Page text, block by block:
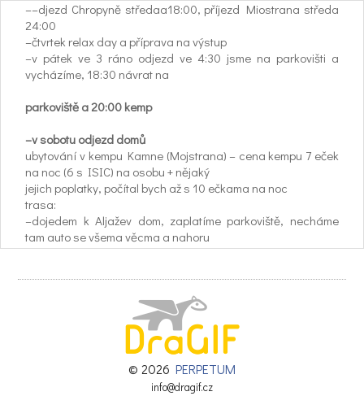
––djezd Chropyně středaa18:00, příjezd Miostrana středa
24:00
–čtvrtek relax day a příprava na výstup
–v pátek ve 3 ráno odjezd ve 4:30 jsme na parkovišti a
vycházíme, 18:30 návrat na
parkoviště a 20:00 kemp
–v sobotu odjezd domů
ubytování v kempu Kamne (Mojstrana) – cena kempu 7 eček
na noc (6 s ISIC) na osobu + nějaký
jejich poplatky, počítal bych až s 10 ečkama na noc
trasa:
–dojedem k Aljažev dom, zaplatíme parkoviště, necháme
tam auto se všema věcma a nahoru
škrvbina, Triglav, malý triglav,
triglavsky dom, okolo větrných turbín na slovenska planicka
pot, tominškova pot, parkoviště
https://en.mapy.cz/s/22mnD odkaz na trasu
© 2026 PERPETUM
info@dragif.cz